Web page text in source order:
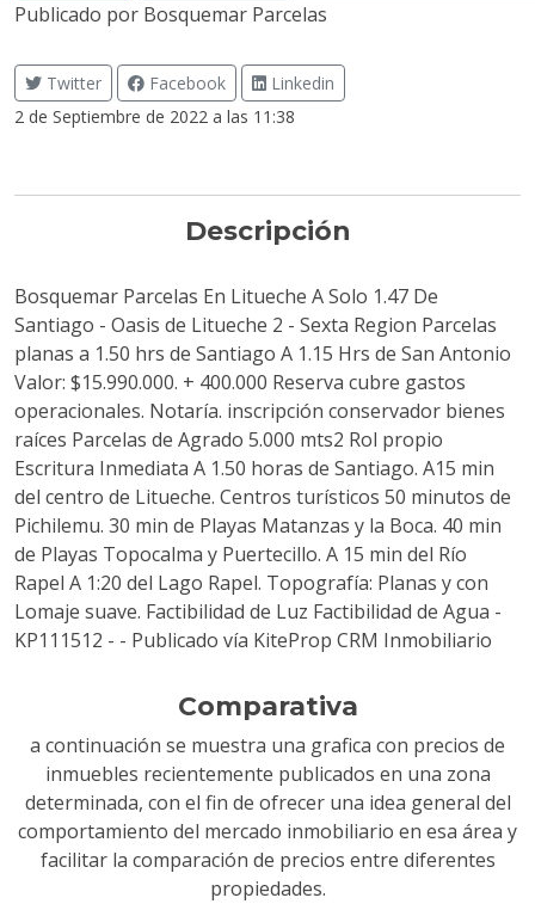
Publicado por Bosquemar Parcelas
Twitter Facebook
Linkedin
2 de Septiembre de 2022 a las 11:38
Descripción
Bosquemar Parcelas En Litueche A Solo 1.47 De
Santiago - Oasis de Litueche 2 - Sexta Region Parcelas
planas a 1.50 hrs de Santiago A 1.15 Hrs de San Antonio
Valor: $15.990.000. + 400.000 Reserva cubre gastos
operacionales. Notaría. inscripción conservador bienes
raíces Parcelas de Agrado 5.000 mts2 Rol propio
Escritura Inmediata A 1.50 horas de Santiago. A15 min
del centro de Litueche. Centros turísticos 50 minutos de
Pichilemu. 30 min de Playas Matanzas y la Boca. 40 min
de Playas Topocalma y Puertecillo. A 15 min del Río
Rapel A 1:20 del Lago Rapel. Topografía: Planas y con
Lomaje suave. Factibilidad de Luz Factibilidad de Agua -
KP111512 - - Publicado vía KiteProp CRM Inmobiliario
Comparativa
a continuación se muestra una grafica con precios de
inmuebles recientemente publicados en una zona
determinada, con el fin de ofrecer una idea general del
comportamiento del mercado inmobiliario en esa área y
facilitar la comparación de precios entre diferentes
propiedades.